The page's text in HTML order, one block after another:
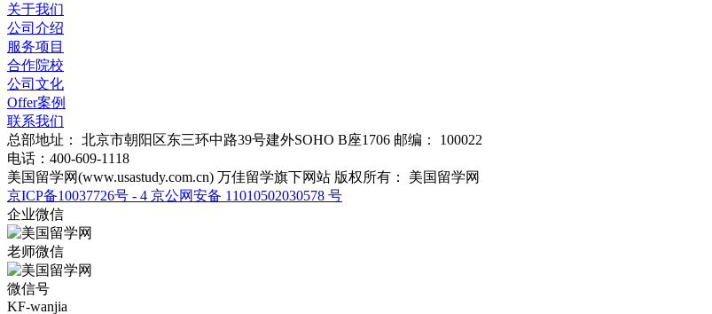
关于我们
公司介绍
服务项目
合作院校
公司文化
Offer案例
联系我们
总部地址： 北京市朝阳区东三环中路39号建外SOHO B座1706 邮编： 100022
电话： 400-609-1118
美国留学网(www.usastudy.com.cn) 万佳留学旗下网站 版权所有： 美国留学网
京ICP备10037726号 - 4 京公网安备 11010502030578 号
企业微信
老师微信
微信号
KF-wanjia